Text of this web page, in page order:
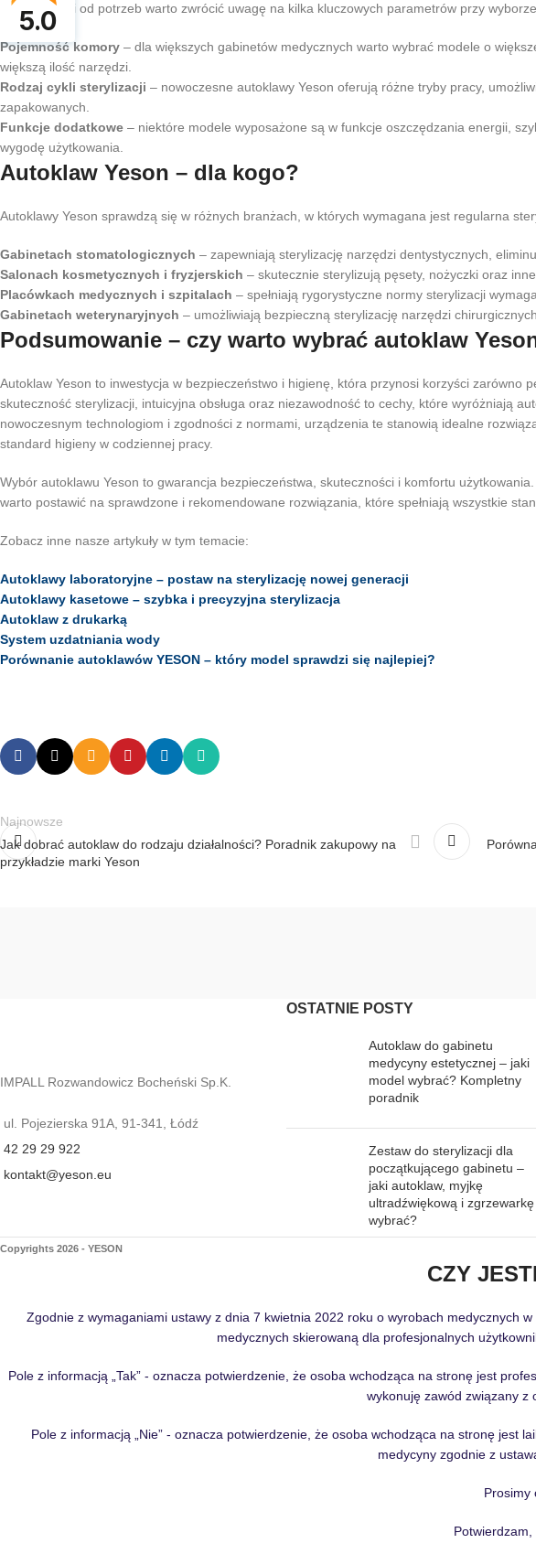
W zależności od potrzeb warto zwrócić uwagę na kilka kluczowych parametrów przy
Pojemność komory – dla większych gabinetów medycznych warto wybrać modele o
większą ilość narzędzi.
Rodzaj cykli sterylizacji – nowoczesne autoklawy Yeson oferują różne tryby pracy,
zapakowanych.
Funkcje dodatkowe – niektóre modele wyposażone są w funkcje oszczędzania energii,
wygodę użytkowania.
Autoklaw Yeson – dla kogo?
Autoklawy Yeson sprawdzą się w różnych branżach, w których wymagana jest regularna
Gabinetach stomatologicznych – zapewniają sterylizację narzędzi dentystycznych,
Salonach kosmetycznych i fryzjerskich – skutecznie sterylizują pęsety, nożyczki oraz
Placówkach medycznych i szpitalach – spełniają rygorystyczne normy sterylizacji
Gabinetach weterynaryjnych – umożliwiają bezpieczną sterylizację narzędzi
Podsumowanie – czy warto wybrać autoklaw
Autoklaw Yeson to inwestycja w bezpieczeństwo i higienę, która przynosi korzyści zarówno
skuteczność sterylizacji, intuicyjna obsługa oraz niezawodność to cechy, które wyróżniają
nowoczesnym technologiom i zgodności z normami, urządzenia te stanowią idealne
standard higieny w codziennej pracy.
Wybór autoklawu Yeson to gwarancja bezpieczeństwa, skuteczności i komfortu
warto postawić na sprawdzone i rekomendowane rozwiązania, które spełniają wszystkie
Zobacz inne nasze artykuły w tym temacie:
Autoklawy laboratoryjne – postaw na sterylizację nowej generacji
Autoklawy kasetowe – szybka i precyzyjna sterylizacja
Autoklaw z drukarką
System uzdatniania wody
Porównanie autoklawów YESON – który model sprawdzi się najlepiej?
Najnowsze
Jak dobrać autoklaw do rodzaju działalności? Poradnik zakupowy na
przykładzie marki Yeson
IMPALL Rozwandowicz Bocheński Sp.K.
ul. Pojezierska 91A, 91-341, Łódź
42 29 29 922
kontakt@yeson.eu
OSTATNIE POSTY
Autoklaw do gabinetu
medycyny estetycznej – jaki
model wybrać? Kompletny
poradnik
Zestaw do sterylizacji dla
początkującego gabinetu –
jaki autoklaw, myjkę
ultradźwiękową i zgrzewarkę
wybrać?
Copyrights 2026 - YESON
CZY
Zgodnie z wymaganiami ustawy z dnia 7 kwietnia 2022 roku o wyrobach medycznych
medycznych skierowaną dla profesjonalnych
Pole z informacją „Tak” - oznacza potwierdzenie, że osoba wchodząca na stronę jest
wykonuję zawód związany z
Pole z informacją „Nie” - oznacza potwierdzenie, że osoba wchodząca na stronę jest
medycyny zgodnie z
Prosimy
5.0